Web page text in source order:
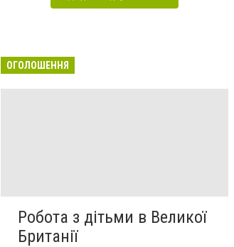
ОГОЛОШЕННЯ
Робота з дітьми в Великої
Британії